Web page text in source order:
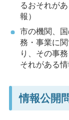
るおそれが
報）
市の機関、
務・事業に
り、その事
それがある
情報公開